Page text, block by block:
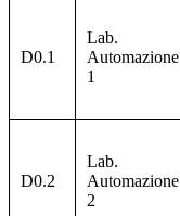
D0.1
Lab.
Automazione
1
D0.2
Lab.
Automazione
2